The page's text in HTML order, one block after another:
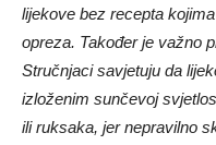
lijekove bez recepta
opreza. Također je važno
Stručnjaci savjetuju da
izloženim sunčevoj
ili ruksaka, jer nepravilno